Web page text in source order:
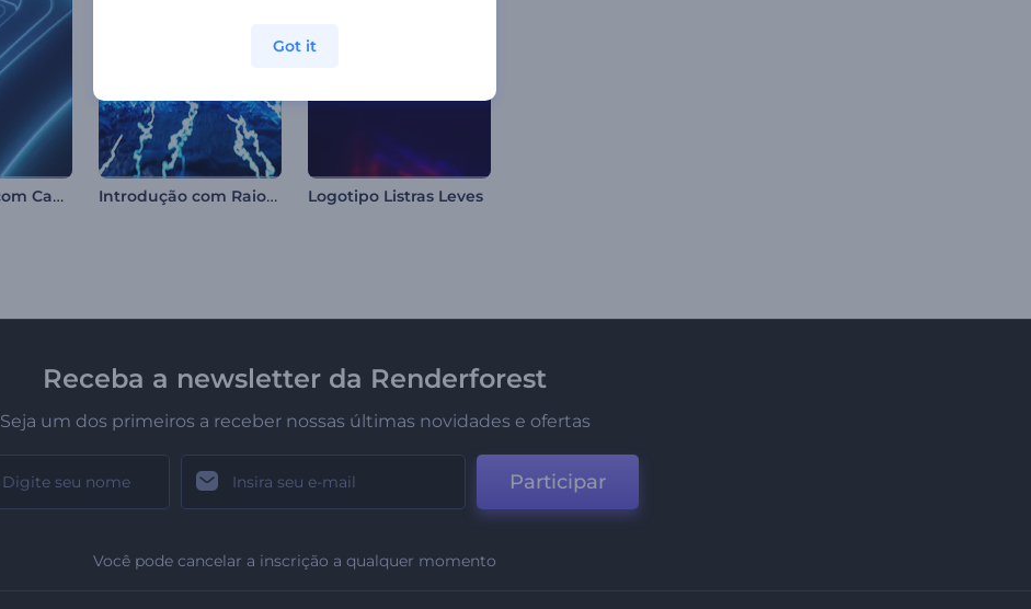
Intro Rápida com Camadas em Neon Introdução com Raios de Tempestade Logotipo Listras Leves
Receba a newsletter da Renderforest
Seja um dos primeiros a receber nossas últimas novidades e ofertas
Participar
Você pode cancelar a inscrição a qualquer momento
Got it